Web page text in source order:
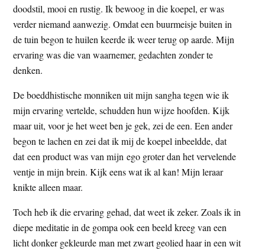
doodstil, mooi en rustig. Ik bewoog in die koepel, er was
verder niemand aanwezig. Omdat een buurmeisje buiten in
de tuin begon te huilen keerde ik weer terug op aarde. Mijn
ervaring was die van waarnemer, gedachten zonder te
denken.
De boeddhistische monniken uit mijn sangha tegen wie ik
mijn ervaring vertelde, schudden hun wijze hoofden. Kijk
maar uit, voor je het weet ben je gek, zei de een. Een ander
begon te lachen en zei dat ik mij de koepel inbeeldde, dat
dat een product was van mijn ego groter dan het vervelende
ventje in mijn brein. Kijk eens wat ik al kan! Mijn leraar
knikte alleen maar.
Toch heb ik die ervaring gehad, dat weet ik zeker. Zoals ik in
diepe meditatie in de gompa ook een beeld kreeg van een
licht donker gekleurde man met zwart geolied haar in een wit